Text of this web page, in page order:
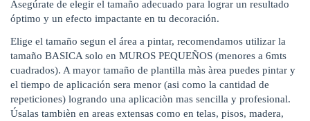
Asegúrate de elegir el tamaño adecuado para lograr un resultado
óptimo y un efecto impactante en tu decoración.
Elige el tamaño segun el área a pintar, recomendamos utilizar la
tamaño BASICA solo en MUROS PEQUEÑOS (menores a 6mts
cuadrados). A mayor tamaño de plantilla màs àrea puedes pintar y
el tiempo de aplicación sera menor (asi como la cantidad de
repeticiones) logrando una aplicaciòn mas sencilla y profesional.
Úsalas tambièn en areas extensas como en telas, pisos, madera,